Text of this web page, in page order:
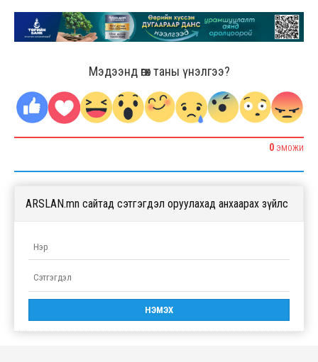
Мэдээнд өгөх таны үнэлгээ?
0 ЭМОЖИ
ARSLAN.mn сайтад сэтгэгдэл оруулахад анхаарах зүйлс